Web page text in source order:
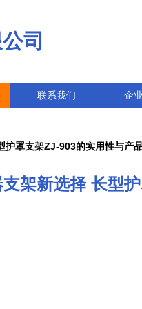
司
联系我们 企
护罩支架ZJ-903的实用性与产
支架新选择 长型